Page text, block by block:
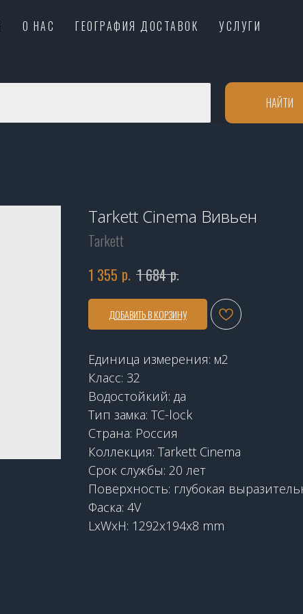
О НАС ГЕОГРАФИЯ ДОСТАВОК
УСЛУГИ
НАЙТИ
Tarkett Cinema Вивьен
Tarkett
1 355 р. 1 684 р.
ДОБАВИТЬ В КОРЗИНУ
Единица измерения: м2
Класс: 32
Водостойкий: да
Тип замка: TC-lock
Страна: Россия
Коллекция: Tarkett Cinema
Срок службы: 20 лет
Поверхность: глубокая
Фаска: 4V
LxWxH: 1292x194x8 mm